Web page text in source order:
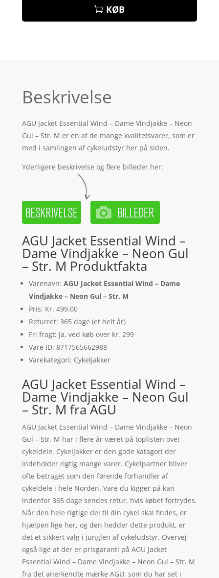
KØB
Beskrivelse
AGU Jacket Essential Wind – Dame Vindjakke – Neon
Gul – Str. M er en af de mange kvalitetsvarer, som er
med i samlingen af cykeludstyr her på siden.
Yderligere beskrivelse og flere billeder her:
AGU Jacket Essential Wind –
Dame Vindjakke – Neon Gul
– Str. M Produktfakta
Varenavn: AGU Jacket Essential Wind – Dame
Vindjakke – Neon Gul – Str. M
Pris: Kr. 499.00
Returret: 365 dage (et helt år)
Fri fragt: Ja, ved køb over kr. 299
Vare ID: 8717565662988
Varekategori: Cykeljakker
AGU Jacket Essential Wind –
Dame Vindjakke – Neon Gul
– Str. M fra AGU
AGU Jacket Essential Wind – Dame Vindjakke – Neon
Gul – Str. M har i flere år været på toplisten over
cykeldele. Cykeljakker er den gode katagori der
indeholder rigtig mange varer. Cykelpartner bliver
ofte betraget som den førende forhandler af
cykeldele i hele Norden. Vare du kigger på kan
indenfor 365 dage sendes retur, hvis købet fortrydes.
Når den hele rigtige del til din cykel skal findes, er
hjælpen lige her, og den hedder dette produkt, er
det et sikkert valg i junglen af cykeludstyr. Overvej
også lige at der er prisgaranti på AGU Jacket
Essential Wind – Dame Vindjakke – Neon Gul – Str. M
fra det anerkendte mærke AGU, som du har set i